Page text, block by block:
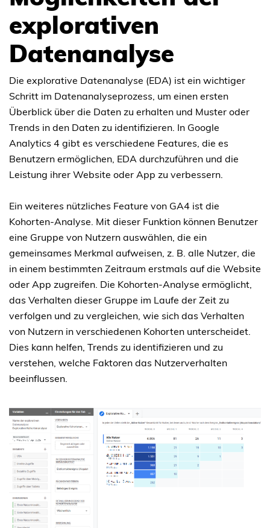
explorativen
Datenanalyse
Die explorative Datenanalyse (EDA) ist ein wichtiger
Schritt im Datenanalyseprozess, um einen ersten
Überblick über die Daten zu erhalten und Muster oder
Trends in den Daten zu identifizieren. In Google
Analytics 4 gibt es verschiedene Features, die es
Benutzern ermöglichen, EDA durchzuführen und die
Leistung ihrer Website oder App zu verbessern.
Ein weiteres nützliches Feature von GA4 ist die
Kohorten-Analyse. Mit dieser Funktion können Benutzer
eine Gruppe von Nutzern auswählen, die ein
gemeinsames Merkmal aufweisen, z. B. alle Nutzer, die
in einem bestimmten Zeitraum erstmals auf die Website
oder App zugreifen. Die Kohorten-Analyse ermöglicht,
das Verhalten dieser Gruppe im Laufe der Zeit zu
verfolgen und zu vergleichen, wie sich das Verhalten
von Nutzern in verschiedenen Kohorten unterscheidet.
Dies kann helfen, Trends zu identifizieren und zu
verstehen, welche Faktoren das Nutzerverhalten
beeinflussen.